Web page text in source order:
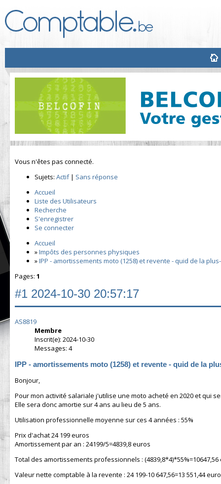
Vous n'êtes pas connecté.
Sujets: Actif| Sans réponse
Accueil
Liste des Utilisateurs
Recherche
S'enregistrer
Se connecter
Accueil
»Impôts des personnes physiques
»IPP - amortissements moto (1258) et revente - quid de la
Pages: 1
#1 2024-10-30 20:57:17
AS8819
Membre
Inscrit(e): 2024-10-30
Messages: 4
IPP - amortissements moto (1258) et revente - quid de la
Bonjour,
Pour mon activité salariale j'utilise une moto acheté en 2020 et qui
Elle sera donc amortie sur 4 ans au lieu de 5 ans.
Utilisation professionnelle moyenne sur ces 4 années : 55%
Prix d'achat 24 199 euros
Amortissement par an : 24199/5=4839,8 euros
Total des amortissements professionnels :
Valeur nette comptable à la revente : 24 199-10 647,56=13 551,44